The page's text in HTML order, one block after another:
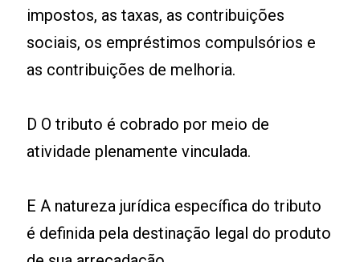
impostos, as taxas, as contribuições
sociais, os empréstimos compulsórios e
as contribuições de melhoria.
D O tributo é cobrado por meio de
atividade plenamente vinculada.
E A natureza jurídica específica do tributo
é definida pela destinação legal do produto